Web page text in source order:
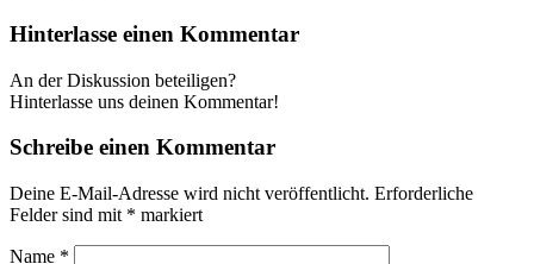
Hinterlasse einen Kommentar
An der Diskussion beteiligen?
Hinterlasse uns deinen Kommentar!
Schreibe einen Kommentar
Deine E-Mail-Adresse wird nicht veröffentlicht. Erforderliche
Felder sind mit * markiert
Name *